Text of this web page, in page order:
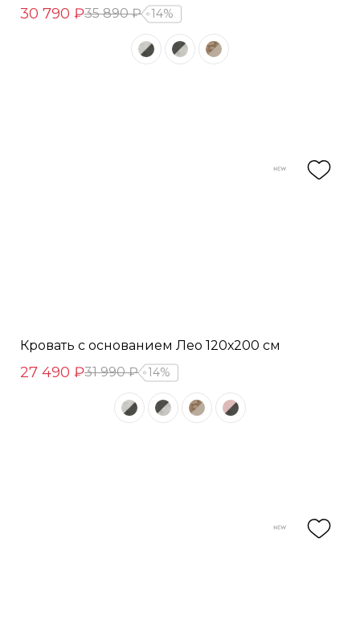
30 790 ₽35 890 ₽ 14%
Кровать с основанием Лео 120х200 см
27 490 ₽31 990 ₽ 14%